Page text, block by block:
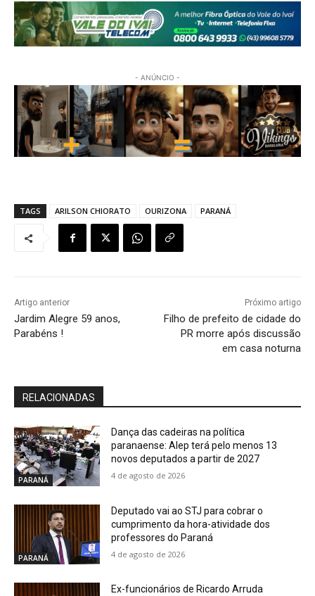
- ANÚNCIO -
TAGS ARILSON CHIORATO OURIZONA PARANÁ
Artigo anterior
Jardim Alegre 59 anos,
Parabéns !
Próximo artigo
Filho de prefeito de cidade do
PR morre após discussão
em casa noturna
RELACIONADAS
PARANÁ
Dança das cadeiras na política
paranaense: Alep terá pelo menos 13
novos deputados a partir de 2027
4 de agosto de 2026
PARANÁ
Deputado vai ao STJ para cobrar o
cumprimento da hora-atividade dos
professores do Paraná
4 de agosto de 2026
Ex-funcionários de Ricardo Arruda